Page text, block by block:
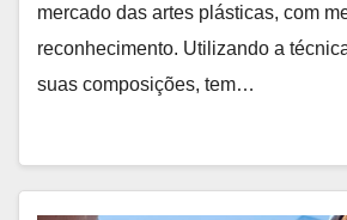
mercado das artes plásticas, com
reconhecimento. Utilizando a
suas composições, tem…